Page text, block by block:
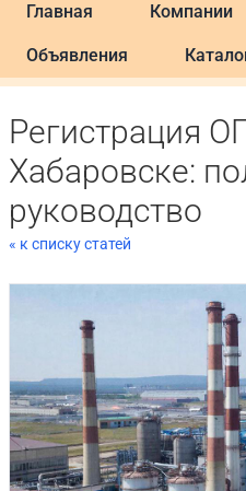
Главная Компании
Объявления
Регистрация
Хабаровске:
руководство
« к списку статей